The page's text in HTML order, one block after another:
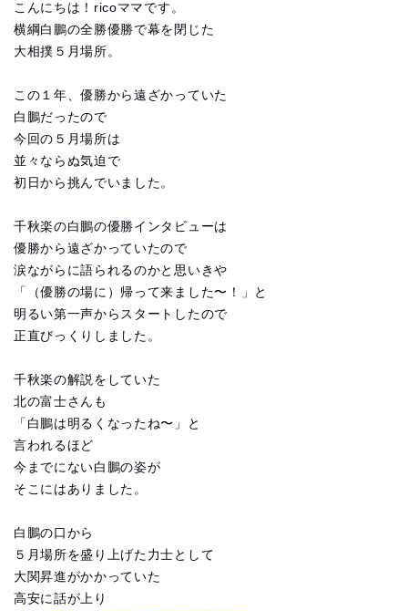
こんにちは！ricoママです。
横綱白鵬の全勝優勝で幕を閉じた
大相撲５月場所。
この１年、優勝から遠ざかっていた
白鵬だったので
今回の５月場所は
並々ならぬ気迫で
初日から挑んでいました。
千秋楽の白鵬の優勝インタビューは
優勝から遠ざかっていたので
涙ながらに語られるのかと思いきや
「（優勝の場に）帰って来ました〜！」と
明るい第一声からスタートしたので
正直びっくりしました。
千秋楽の解説をしていた
北の富士さんも
「白鵬は明るくなったね〜」と
言われるほど
今までにない白鵬の姿が
そこにはありました。
白鵬の口から
５月場所を盛り上げた力士として
大関昇進がかかっていた
高安に話が上り